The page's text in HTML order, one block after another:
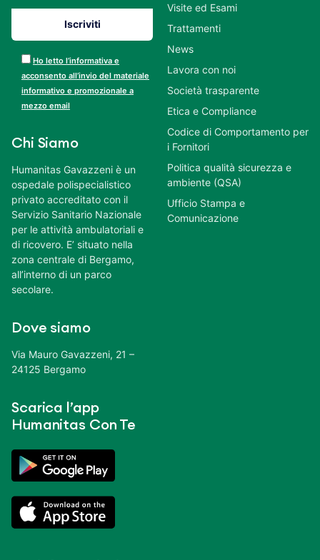
Ho letto l’informativa e
acconsento all’invio del materiale
informativo e promozionale a
mezzo email
Chi Siamo
Humanitas Gavazzeni è un
ospedale polispecialistico
privato accreditato con il
Servizio Sanitario Nazionale
per le attività ambulatoriali e
di ricovero. E’ situato nella
zona centrale di Bergamo,
all’interno di un parco
secolare.
Dove siamo
Via Mauro Gavazzeni, 21 –
24125 Bergamo
Scarica l’app
Humanitas Con Te
Visite ed Esami
Trattamenti
News
Lavora con noi
Società trasparente
Etica e Compliance
Codice di Comportamento per
i Fornitori
Politica qualità sicurezza e
ambiente (QSA)
Ufficio Stampa e
Comunicazione